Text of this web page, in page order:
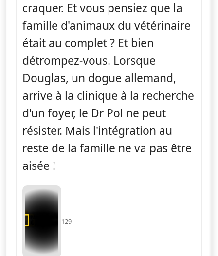
craquer. Et vous pensiez que la
famille d'animaux du vétérinaire
était au complet ? Et bien
détrompez-vous. Lorsque
Douglas, un dogue allemand,
arrive à la clinique à la recherche
d'un foyer, le Dr Pol ne peut
résister. Mais l'intégration au
reste de la famille ne va pas être
aisée !
129